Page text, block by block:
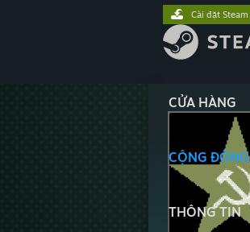
CỬA HÀNG
CỘNG ĐỒNG
THÔNG TIN
Cài đặt Steam